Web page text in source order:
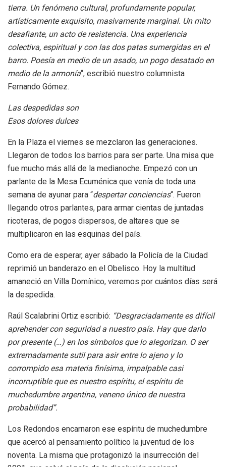
tierra. Un fenómeno cultural, profundamente popular,
artísticamente exquisito, masivamente marginal. Un mito
desafiante, un acto de resistencia. Una experiencia
colectiva, espiritual y con las dos patas sumergidas en el
barro. Poesía en medio de un asado, un pogo desatado en
medio de la armonía“, escribió nuestro columnista
Fernando Gómez.
Las despedidas son
Esos dolores dulces
En la Plaza el viernes se mezclaron las generaciones.
Llegaron de todos los barrios para ser parte. Una misa que
fue mucho más allá de la medianoche. Empezó con un
parlante de la Mesa Ecuménica que venía de toda una
semana de ayunar para “despertar conciencias“. Fueron
llegando otros parlantes, para armar cientas de juntadas
ricoteras, de pogos dispersos, de altares que se
multiplicaron en las esquinas del país.
Como era de esperar, ayer sábado la Policía de la Ciudad
reprimió un banderazo en el Obelisco. Hoy la multitud
amaneció en Villa Domínico, veremos por cuántos días será
la despedida.
Raúl Scalabrini Ortiz escribió: “Desgraciadamente es difícil
aprehender con seguridad a nuestro país. Hay que darlo
por presente (…) en los símbolos que lo alegorizan. O ser
extremadamente sutil para asir entre lo ajeno y lo
corrompido esa materia finísima, impalpable casi
incorruptible que es nuestro espíritu, el espíritu de
muchedumbre argentina, veneno único de nuestra
probabilidad”.
Los Redondos encarnaron ese espíritu de muchedumbre
que acercó al pensamiento político la juventud de los
noventa. La misma que protagonizó la insurrección del